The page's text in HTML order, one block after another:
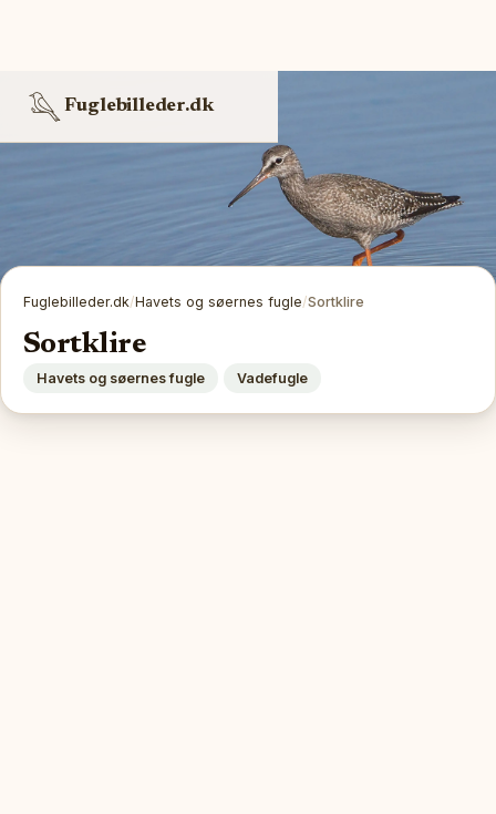
Fuglebilleder.dk
Fuglebilleder.dk/Havets og søernes fugle/Sortklire
Sortklire
Havets og søernes fugle Vadefugle